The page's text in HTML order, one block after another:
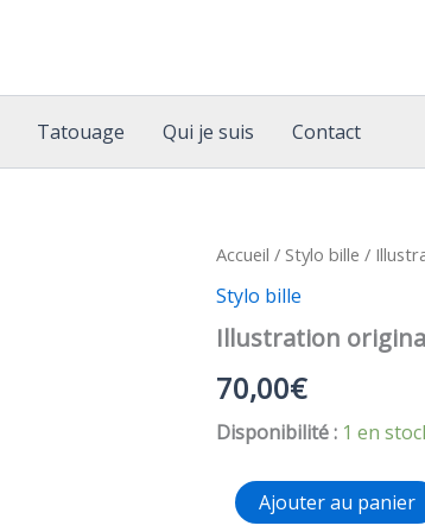
Tatouage Qui je suis Contact
Accueil / Stylo bille /
Stylo bille
Illustration
70,00€
Disponibilité : 1 en
quantitéAjouter au panier